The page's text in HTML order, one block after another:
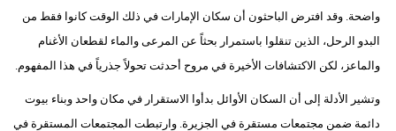
واضحة. وقد افترض الباحثون أن سكان الإمارات في ذلك الوقت كانوا فقط من
البدو الرحل، الذين تنقلوا باستمرار بحثاً عن المرعى والماء لقطعان الأغنام
والماعز، لكن الاكتشافات الأخيرة في مروح أحدثت تحولاً جذرياً في هذا المفهوم.
وتشير الأدلة إلى أن السكان الأوائل بدأوا الاستقرار في مكان واحد وبناء بيوت
دائمة ضمن مجتمعات مستقرة في الجزيرة. وارتبطت المجتمعات المستقرة في